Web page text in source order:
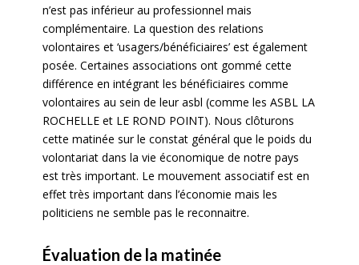
n’est pas inférieur au professionnel mais
complémentaire. La question des relations
volontaires et ‘usagers/bénéficiaires’ est également
posée. Certaines associations ont gommé cette
différence en intégrant les bénéficiaires comme
volontaires au sein de leur asbl (comme les ASBL LA
ROCHELLE et LE ROND POINT). Nous clôturons
cette matinée sur le constat général que le poids du
volontariat dans la vie économique de notre pays
est très important. Le mouvement associatif est en
effet très important dans l’économie mais les
politiciens ne semble pas le reconnaitre.
Évaluation de la matinée